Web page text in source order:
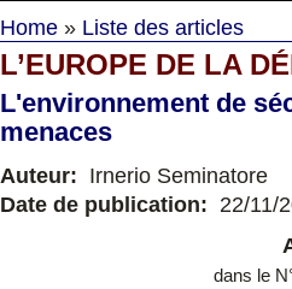
Home » Liste des articles
L’EUROPE DE LA
L'environnement de
menaces
Auteur: Irnerio Seminatore
Date de publication: 22/11/
dans le